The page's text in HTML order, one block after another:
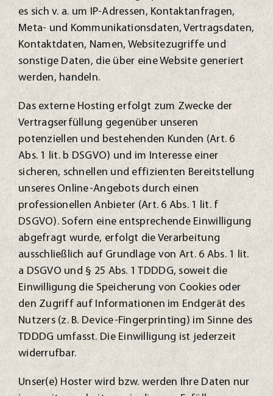
es sich v. a. um IP-Adressen, Kontaktanfragen,
Meta- und Kommunikationsdaten, Vertragsdaten,
Kontaktdaten, Namen, Websitezugriffe und
sonstige Daten, die über eine Website generiert
werden, handeln.
Das externe Hosting erfolgt zum Zwecke der
Vertragserfüllung gegenüber unseren
potenziellen und bestehenden Kunden (Art. 6
Abs. 1 lit. b DSGVO) und im Interesse einer
sicheren, schnellen und effizienten Bereitstellung
unseres Online-Angebots durch einen
professionellen Anbieter (Art. 6 Abs. 1 lit. f
DSGVO). Sofern eine entsprechende Einwilligung
abgefragt wurde, erfolgt die Verarbeitung
ausschließlich auf Grundlage von Art. 6 Abs. 1 lit.
a DSGVO und § 25 Abs. 1 TDDDG, soweit die
Einwilligung die Speicherung von Cookies oder
den Zugriff auf Informationen im Endgerät des
Nutzers (z. B. Device-Fingerprinting) im Sinne des
TDDDG umfasst. Die Einwilligung ist jederzeit
widerrufbar.
Unser(e) Hoster wird bzw. werden Ihre Daten nur